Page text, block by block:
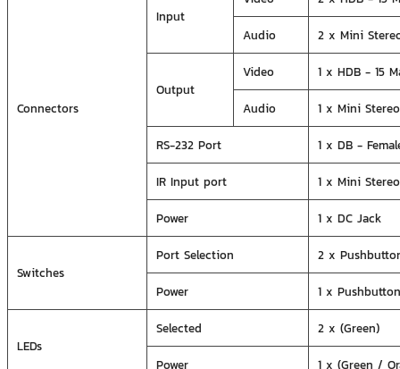
Connectors
Input
Audio 2 x Mini
Output
Video 1 x HDB - 15
Audio 1 x Mini
RS-232 Port 1 x DB -
IR Input port 1 x Mini
Power 1 x DC Jack
Switches
Port Selection 2 x
Power 1 x
LEDs
Selected 2 x (Green)
Power 1 x (Green /